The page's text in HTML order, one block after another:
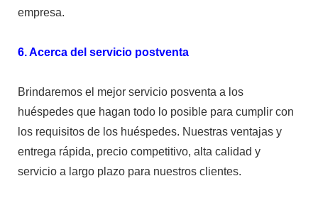
empresa.
6. Acerca del servicio postventa
Brindaremos el mejor servicio posventa a los
huéspedes que hagan todo lo posible para cumplir con
los requisitos de los huéspedes. Nuestras ventajas y
entrega rápida, precio competitivo, alta calidad y
servicio a largo plazo para nuestros clientes.